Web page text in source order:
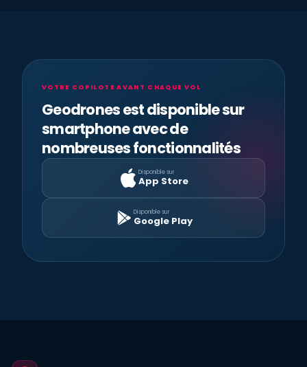
VOTRE COPILOTE AVANT CHAQUE VOL
Geodrones est disponible sur
smartphone avec de
nombreuses fonctionnalités
Disponible sur
App Store
Disponible sur
Google Play